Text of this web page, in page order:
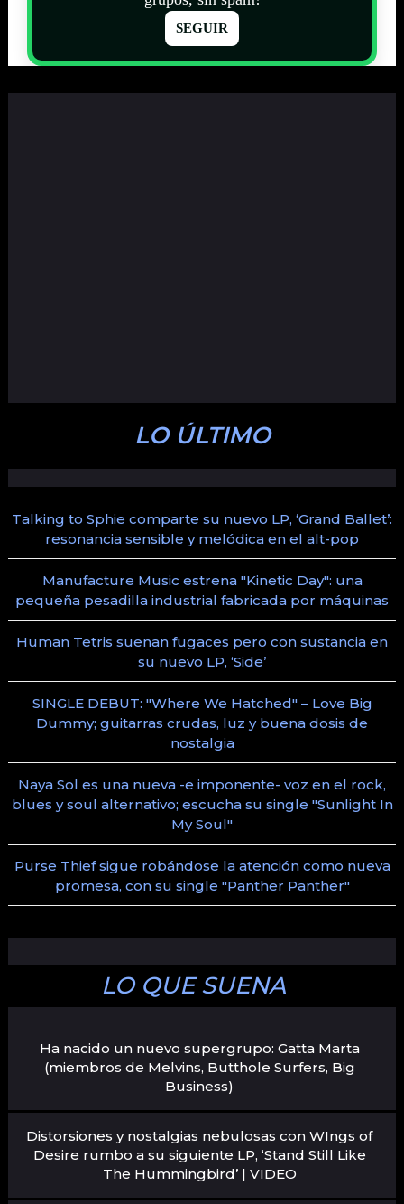
SEGUIR
LO ÚLTIMO
Talking to Sphie comparte su nuevo LP, ‘Grand Ballet’:
resonancia sensible y melódica en el alt-pop
Manufacture Music estrena "Kinetic Day": una
pequeña pesadilla industrial fabricada por máquinas
Human Tetris suenan fugaces pero con sustancia en
su nuevo LP, ‘Side’
SINGLE DEBUT: "Where We Hatched" – Love Big
Dummy; guitarras crudas, luz y buena dosis de
nostalgia
Naya Sol es una nueva -e imponente- voz en el rock,
blues y soul alternativo; escucha su single "Sunlight In
My Soul"
Purse Thief sigue robándose la atención como nueva
promesa, con su single "Panther Panther"
LO QUE SUENA
Ha nacido un nuevo supergrupo: Gatta Marta
(miembros de Melvins, Butthole Surfers, Big
Business)
Distorsiones y nostalgias nebulosas con WIngs of
Desire rumbo a su siguiente LP, ‘Stand Still Like
The Hummingbird’ | VIDEO